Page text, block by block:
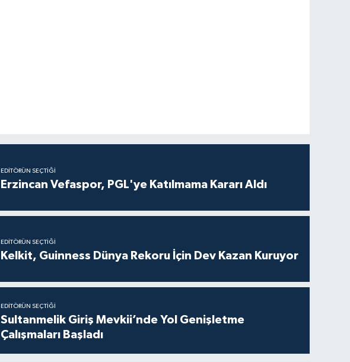
EDITÖRÜN SEÇTIĞI
Erzincan Vefaspor, PGL'ye Katılmama Kararı Aldı
EDITÖRÜN SEÇTIĞI
Kelkit, Guinness Dünya Rekoru İçin Dev Kazan Kuruyor
EDITÖRÜN SEÇTIĞI
Sultanmelik Giriş Mevkii’nde Yol Genişletme
Çalışmaları Başladı